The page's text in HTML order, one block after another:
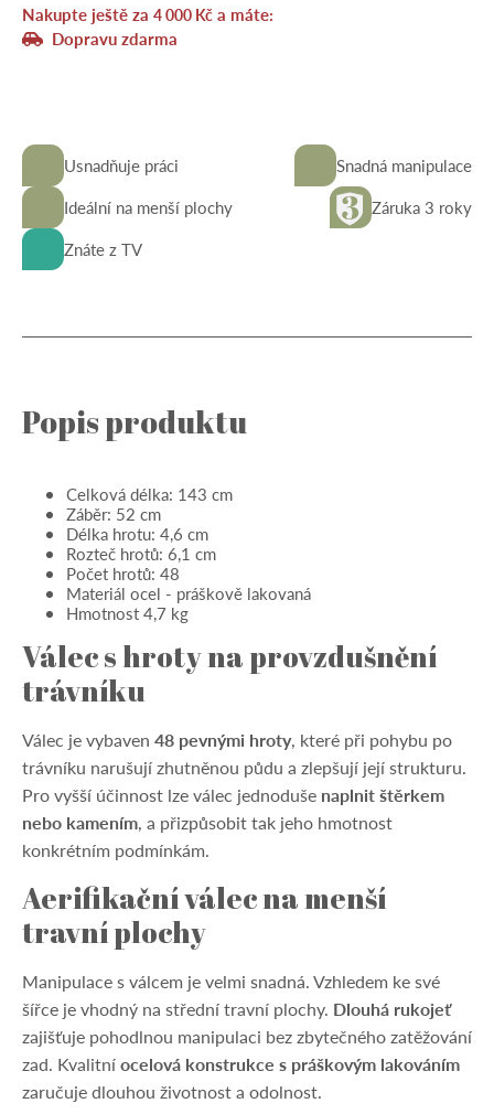
Nakupte ještě za 4 000 Kč a máte:
Dopravu zdarma
Usnadňuje práci
Snadná manipulace
Ideální na menší plochy
Záruka 3 roky
Znáte z TV
Popis produktu
Celková délka: 143 cm
Záběr: 52 cm
Délka hrotu: 4,6 cm
Rozteč hrotů: 6,1 cm
Počet hrotů: 48
Materiál ocel - práškově lakovaná
Hmotnost 4,7 kg
Válec s hroty na provzdušnění
trávníku
Válec je vybaven 48 pevnými hroty, které při pohybu po
trávníku narušují zhutněnou půdu a zlepšují její strukturu.
Pro vyšší účinnost lze válec jednoduše naplnit štěrkem
nebo kamením, a přizpůsobit tak jeho hmotnost
konkrétním podmínkám.
Aerifikační válec na menší
travní plochy
Manipulace s válcem je velmi snadná. Vzhledem ke své
šířce je vhodný na střední travní plochy. Dlouhá rukojeť
zajišťuje pohodlnou manipulaci bez zbytečného zatěžování
zad. Kvalitníocelová konstrukce s práškovým lakováním
zaručuje dlouhou životnost a odolnost.